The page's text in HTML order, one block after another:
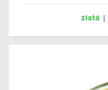
zlatá |